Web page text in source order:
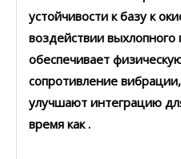
устойчивости к базу к
воздействии выхлопного
обеспечивает
сопротивление
улучшают интеграцию
время как.